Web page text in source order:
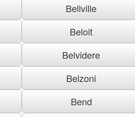
Bellville
Beloit
Belvidere
Belzoni
Bend